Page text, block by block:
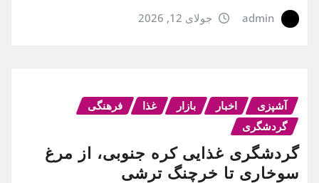
admin جولای 12, 2026
آشپزی اخبار بازار غذا
فرهنگی
گردشگری
گردشگری غذایی کره جنوبی، از مرغ
سوخاری تا خرچنگ ترشی